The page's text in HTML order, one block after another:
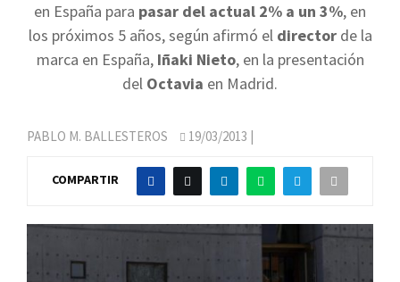
en España para pasar del actual 2% a un 3%, en
los próximos 5 años, según afirmó el directorde la
marca en España, Iñaki Nieto, en la presentación
del Octavia en Madrid.
PABLO M. BALLESTEROS 19/03/2013 |
COMPARTIR